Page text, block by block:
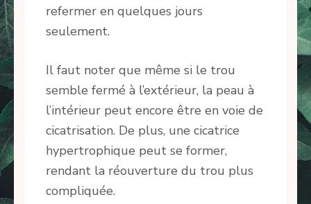
refermer en quelques jours
seulement.
Il faut noter que même si le trou
semble fermé à l’extérieur, la peau à
l’intérieur peut encore être en voie de
cicatrisation. De plus, une cicatrice
hypertrophique peut se former,
rendant la réouverture du trou plus
compliquée.